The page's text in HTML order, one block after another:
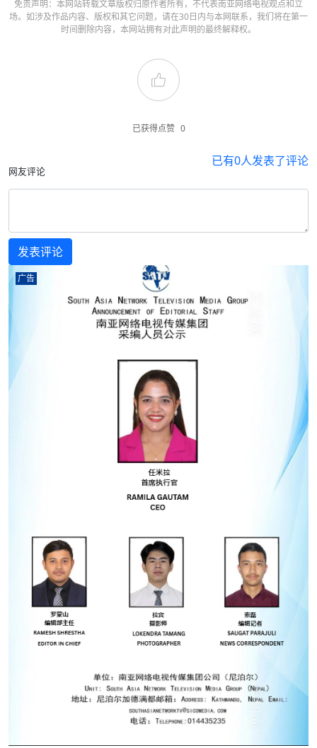
免责声明：本网站转载文章版权归原作者所有，不代表南亚网络电视观点和立
场。如涉及作品内容、版权和其它问题，请在30日内与本网联系，我们将在第一
时间删除内容，本网站拥有对此声明的最终解释权。
已获得点赞 0
网友评论
已有0人发表了评论
广告